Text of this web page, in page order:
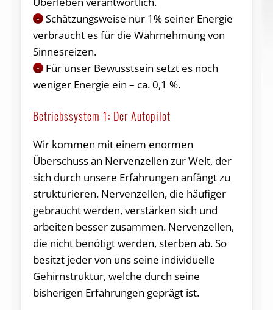
–
Schätzungsweise nur 1% seiner Energie
verbraucht es für die Wahrnehmung von
Sinnesreizen.
–
Für unser Bewusstsein setzt es noch
weniger Energie ein – ca. 0,1 %.
Betriebssystem 1: Der Autopilot
Wir kommen mit einem enormen
Überschuss an Nervenzellen zur Welt, der
sich durch unsere Erfahrungen anfängt zu
strukturieren. Nervenzellen, die häufiger
gebraucht werden, verstärken sich und
arbeiten besser zusammen. Nervenzellen,
die nicht benötigt werden, sterben ab. So
besitzt jeder von uns seine individuelle
Gehirnstruktur, welche durch seine
bisherigen Erfahrungen geprägt ist.